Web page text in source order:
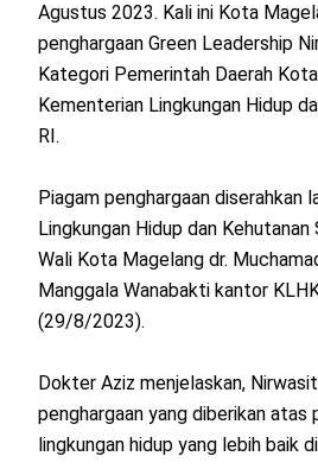
Agustus 2023. Kali ini Kota
penghargaan Green Leadership
Kategori Pemerintah Daerah
Kementerian Lingkungan Hidup
RI.
Piagam penghargaan diserahkan
Lingkungan Hidup dan
Wali Kota Magelang dr.
Manggala Wanabakti kantor
(29/8/2023).
Dokter Aziz menjelaskan,
penghargaan yang diberikan atas
lingkungan hidup yang lebih baik